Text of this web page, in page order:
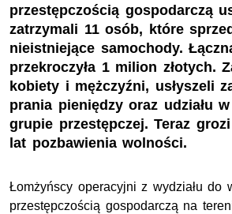
przestępczością gospodarczą
zatrzymali 11 osób, które
nieistniejące samochody.
przekroczyła 1 milion złotych.
kobiety i mężczyźni, usłyszeli
prania pieniędzy oraz udziału
grupie przestępczej. Teraz
lat pozbawienia wolności.
Łomżyńscy operacyjni z wydziału do
przestępczością gospodarczą na